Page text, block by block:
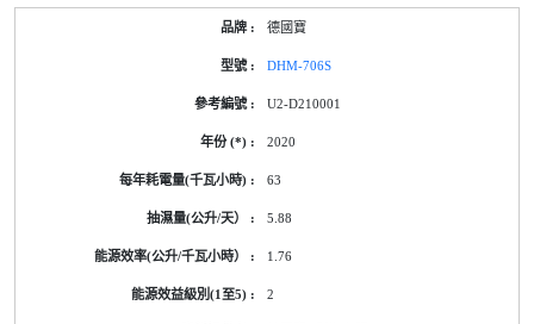
德國寶
DHM-706S
U2-D210001
2020
63
5.88
1.76
2